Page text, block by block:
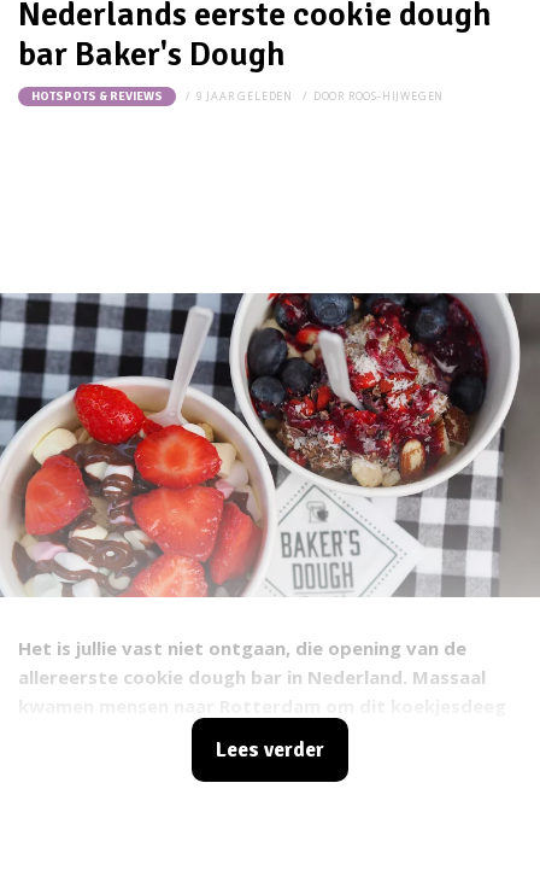
Nederlands eerste cookie dough
bar Baker's Dough
HOTSPOTS & REVIEWS 9 JAAR GELEDEN DOOR ROOS-HIJWEGEN
Het is jullie vast niet ontgaan, die opening van de
allereerste cookie dough bar in Nederland. Massaal
te proberen. Als koekjesfanaat en Fitgirlcode
redactrice kon ik natuurlijk niet achterblijven en heb ik
Lees verder